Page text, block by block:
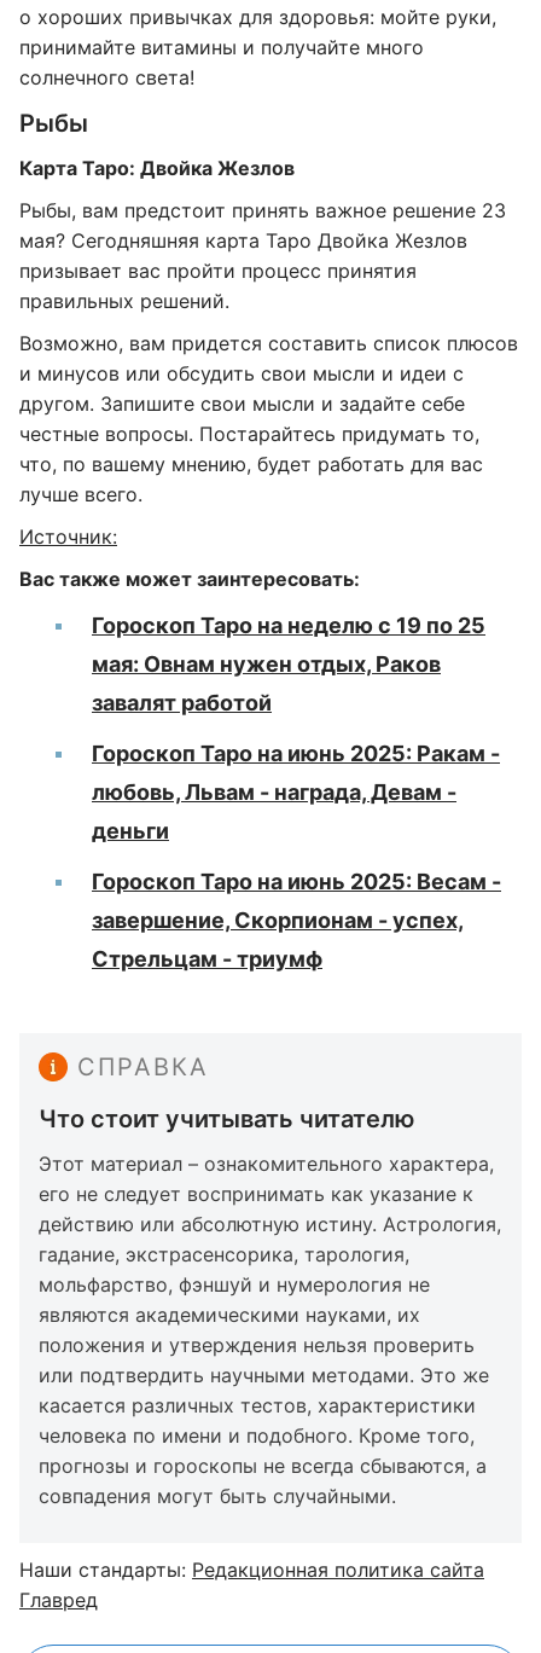
о хороших привычках для здоровья: мойте руки,
принимайте витамины и получайте много
солнечного света!
Рыбы
Карта Таро: Двойка Жезлов
Рыбы, вам предстоит принять важное решение 23
мая? Сегодняшняя карта Таро Двойка Жезлов
призывает вас пройти процесс принятия
правильных решений.
Возможно, вам придется составить список плюсов
и минусов или обсудить свои мысли и идеи с
другом. Запишите свои мысли и задайте себе
честные вопросы. Постарайтесь придумать то,
что, по вашему мнению, будет работать для вас
лучше всего.
Источник:
Вас также может заинтересовать:
Гороскоп Таро на неделю с 19 по 25
мая: Овнам нужен отдых, Раков
завалят работой
Гороскоп Таро на июнь 2025: Ракам -
любовь, Львам - награда, Девам -
деньги
Гороскоп Таро на июнь 2025: Весам -
завершение, Скорпионам - успех,
Стрельцам - триумф
СПРАВКА
Что стоит учитывать читателю
Этот материал – ознакомительного характера,
его не следует воспринимать как указание к
действию или абсолютную истину. Астрология,
гадание, экстрасенсорика, тарология,
мольфарство, фэншуй и нумерология не
являются академическими науками, их
положения и утверждения нельзя проверить
или подтвердить научными методами. Это же
касается различных тестов, характеристики
человека по имени и подобного. Кроме того,
прогнозы и гороскопы не всегда сбываются, а
совпадения могут быть случайными.
Наши стандарты: Редакционная политика сайта
Главред